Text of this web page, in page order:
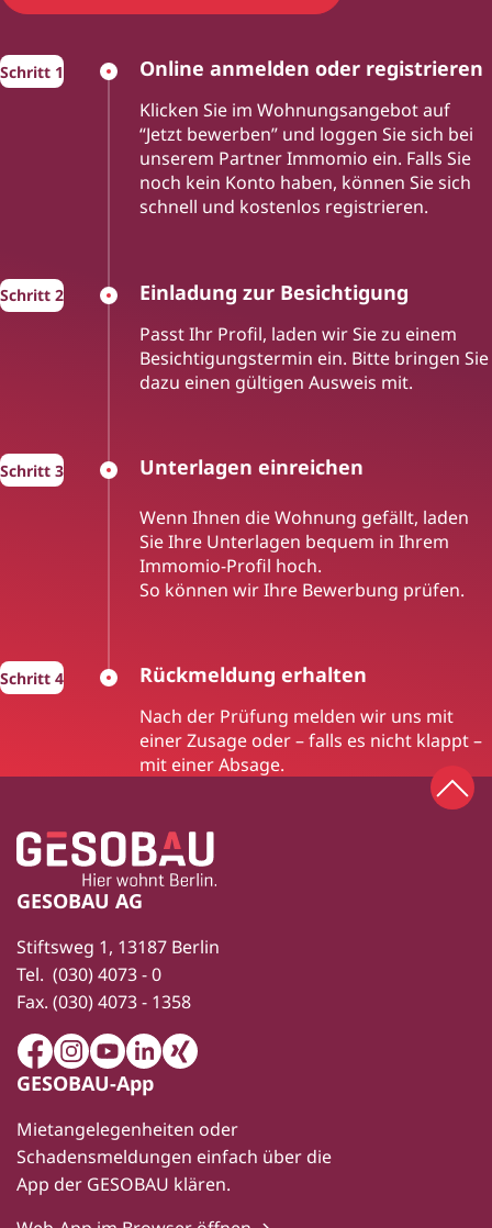
Online anmelden oder registrieren
Klicken Sie im Wohnungsangebot auf
“Jetzt bewerben” und loggen Sie sich bei
unserem Partner Immomio ein. Falls Sie
noch kein Konto haben, können Sie sich
schnell und kostenlos registrieren.
Einladung zur Besichtigung
Passt Ihr Profil, laden wir Sie zu einem
Besichtigungstermin ein. Bitte bringen Sie
dazu einen gültigen Ausweis mit.
Unterlagen einreichen
Wenn Ihnen die Wohnung gefällt, laden
Sie Ihre Unterlagen bequem in Ihrem
Immomio-Profil hoch.
So können wir Ihre Bewerbung prüfen.
Rückmeldung erhalten
Nach der Prüfung melden wir uns mit
einer Zusage oder – falls es nicht klappt –
mit einer Absage.
Fußbereich
Zur Startseite
GESOBAU AG
Stiftsweg 1, 13187 Berlin
Tel. (030) 4073 - 0
Fax. (030) 4073 - 1358
FacebookInstagram
YoutubeLinkedIn
Xing
GESOBAU-App
Mietangelegenheiten oder
Schadensmeldungen einfach über die
App der GESOBAU klären.